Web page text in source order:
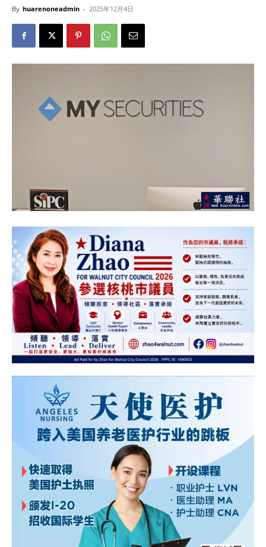
By huarenoneadmin - 2025年12月4日